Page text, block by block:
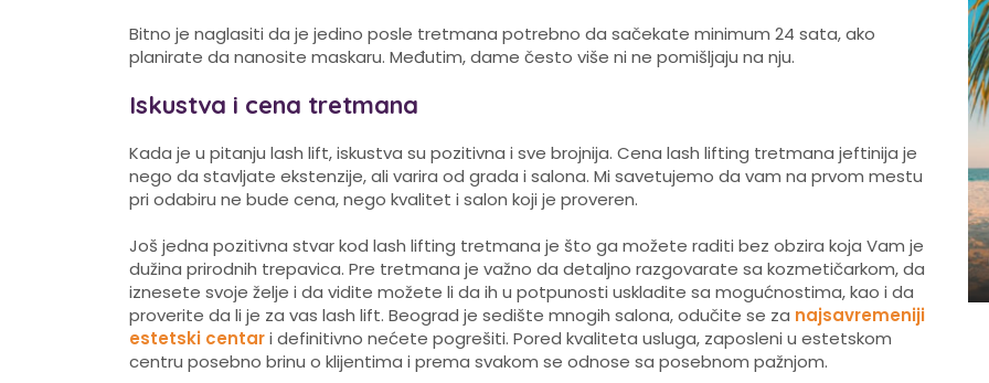
Bitno je naglasiti da je jedino posle tretmana potrebno da sačekate minimum 24 sata, ako
planirate da nanosite maskaru. Međutim, dame često više ni ne pomišljaju na nju.
Iskustva i cena tretmana
Kada je u pitanju lash lift, iskustva su pozitivna i sve brojnija. Cena lash lifting tretmana jeftinija je
nego da stavljate ekstenzije, ali varira od grada i salona. Mi savetujemo da vam na prvom mestu
pri odabiru ne bude cena, nego kvalitet i salon koji je proveren.
Još jedna pozitivna stvar kod lash lifting tretmana je što ga možete raditi bez obzira koja Vam je
dužina prirodnih trepavica. Pre tretmana je važno da detaljno razgovarate sa kozmetičarkom, da
iznesete svoje želje i da vidite možete li da ih u potpunosti uskladite sa mogućnostima, kao i da
proverite da li je za vas lash lift. Beograd je sedište mnogih salona, odučite se za najsavremeniji
estetski centari definitivno nećete pogrešiti. Pored kvaliteta usluga, zaposleni u estetskom
centru posebno brinu o klijentima i prema svakom se odnose sa posebnom pažnjom.